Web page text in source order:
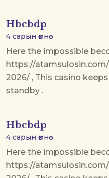
Hbcbdp
4 сарын өмнө
Here the impossible
https://
2026/ , This casino
standby .
Hbcbdp
4 сарын өмнө
Here the impossible
https://